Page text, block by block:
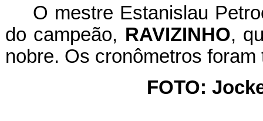
O mestre Estanislau
do campeão, RAVIZINHO,
nobre. Os cronômetros
FOTO: